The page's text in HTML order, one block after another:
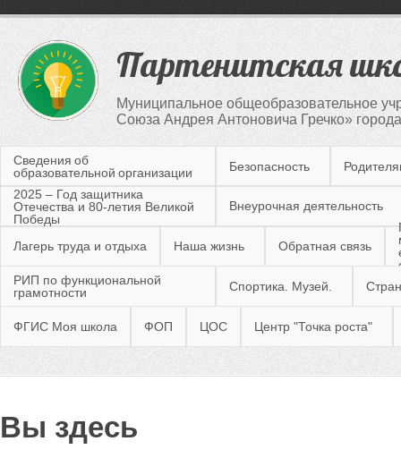
Партенитская
Муниципальное общеобразовательное
Союза Андрея Антоновича Гречко»
Сведения об
образовательной организации
Безопасность
2025 – Год защитника
Отечества и 80-летия Великой
Победы
Внеурочная деятельность
Лагерь труда и отдыха Наша жизнь Обратная связь
РИП по функциональной
грамотности
Спортика. Музей.
ФГИС Моя школа ФОП ЦОС Центр "Точка роста"
Вы здесь